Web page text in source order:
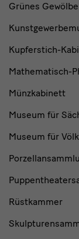
Grünes Gewölbe
Kupferstich-
Mathematisch-
Münzkabinett
Museum für
Museum für
Rüstkammer